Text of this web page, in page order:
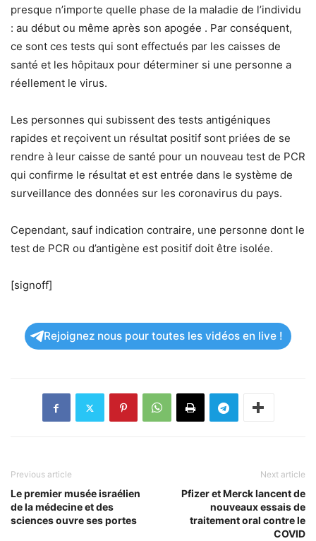
presque n’importe quelle phase de la maladie de l’individu
: au début ou même après son apogée . Par conséquent,
ce sont ces tests qui sont effectués par les caisses de
santé et les hôpitaux pour déterminer si une personne a
réellement le virus.
Les personnes qui subissent des tests antigéniques
rapides et reçoivent un résultat positif sont priées de se
rendre à leur caisse de santé pour un nouveau test de PCR
qui confirme le résultat et est entrée dans le système de
surveillance des données sur les coronavirus du pays.
Cependant, sauf indication contraire, une personne dont le
test de PCR ou d’antigène est positif doit être isolée.
[signoff]
Rejoignez nous pour toutes les vidéos en live !
Previous article
Le premier musée israélien
de la médecine et des
sciences ouvre ses portes
Next article
Pfizer et Merck lancent de
nouveaux essais de
traitement oral contre le
COVID